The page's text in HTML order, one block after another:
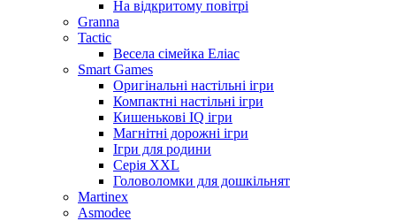
На відкритому повітрі
Granna
Tactic
Весела сімейка Еліас
Smart Games
Оригінальні настільні ігри
Компактні настільні ігри
Кишенькові IQ ігри
Магнітні дорожні ігри
Ігри для родини
Серія XXL
Головоломки для дошкільнят
Martinex
Asmodee